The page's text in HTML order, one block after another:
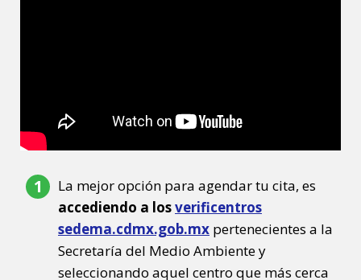
La mejor opción para agendar tu cita, es
accediendo a losverificentros
sedema.cdmx.gob.mx pertenecientes a la
Secretaría del Medio Ambiente y
seleccionando aquel centro que más cerca